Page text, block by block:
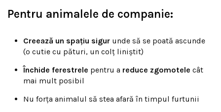
Pentru animalele de companie:
Creează un spațiu sigur unde să se poată ascunde
(o cutie cu pături, un colț liniștit)
Închide ferestrele pentru a reduce zgomotele cât
mai mult posibil
Nu forța animalul să stea afară în timpul furtunii